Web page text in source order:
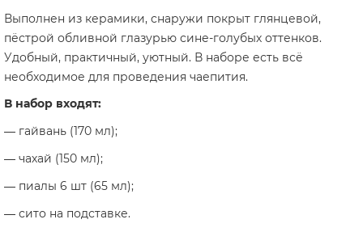
Выполнен из керамики, снаружи покрыт глянцевой,
пёстрой обливной глазурью сине-голубых оттенков.
Удобный, практичный, уютный. В наборе есть всё
необходимое для проведения чаепития.
В набор входят:
— гайвань (170 мл);
— чахай (150 мл);
— пиалы 6 шт (65 мл);
— сито на подставке.